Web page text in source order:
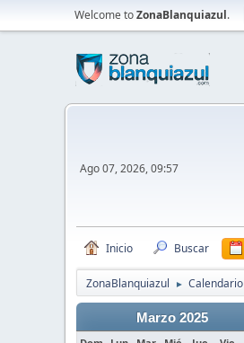
Welcome toZonaBlanquiazul.
Ago 07, 2026, 09:57
Inicio Buscar
ZonaBlanquiazul ► Calendario
Marzo 2025